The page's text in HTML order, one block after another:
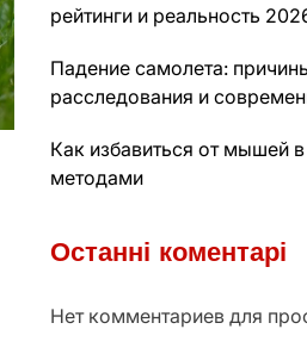
рейтинги и реальность
Падение самолета:
расследования и
Как избавиться от мышей
методами
Останні коментарі
Нет комментариев для